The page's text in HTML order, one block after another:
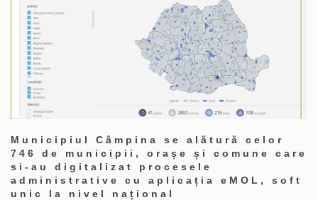
Municipiul Câmpina se alătură celor
746 de municipii, orașe și comune care
si-au digitalizat procesele
administrative cu aplicația eMOL, soft
unic la nivel național